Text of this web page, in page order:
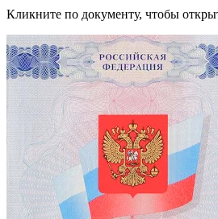
Кликните по документу, чтобы